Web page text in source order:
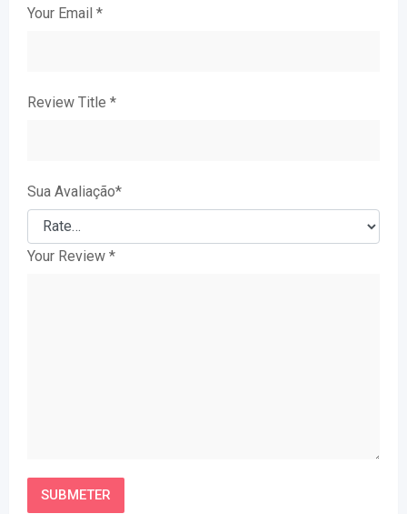
Your Email *
Review Title *
Sua Avaliação*
Your Review *